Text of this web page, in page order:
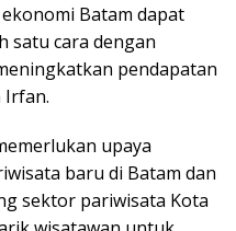
Batam dapat
satu cara dengan
pendapatan
Irfan.
upaya
baru di Batam dan
sektor pariwisata Kota